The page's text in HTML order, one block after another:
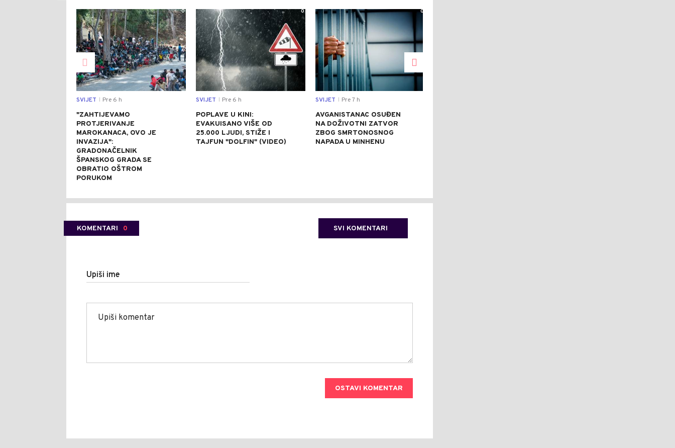
0
SVIJET Pre 6 h
"ZAHTIJEVAMO
PROTJERIVANJE
MAROKANACA, OVO JE
INVAZIJA":
GRADONAČELNIK
ŠPANSKOG GRADA SE
OBRATIO OŠTROM
PORUKOM
0
SVIJET Pre 6 h
POPLAVE U KINI:
EVAKUISANO VIŠE OD
25.000 LJUDI, STIŽE I
TAJFUN "DOLFIN" (VIDEO)
0
SVIJET Pre 7 h
AVGANISTANAC OSUĐEN
NA DOŽIVOTNI ZATVOR
ZBOG SMRTONOSNOG
NAPADA U MINHENU
KOMENTARI 0 SVI KOMENTARI
Upiši ime
OSTAVI KOMENTAR